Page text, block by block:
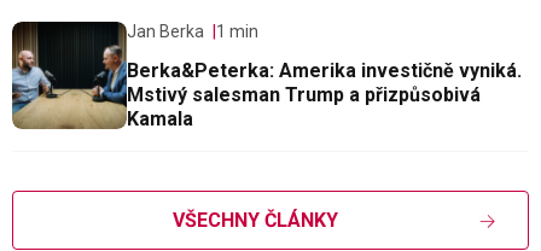
Jan Berka 1 min
Berka&Peterka: Amerika investičně vyniká.
Mstivý salesman Trump a přizpůsobivá
Kamala
VŠECHNY ČLÁNKY